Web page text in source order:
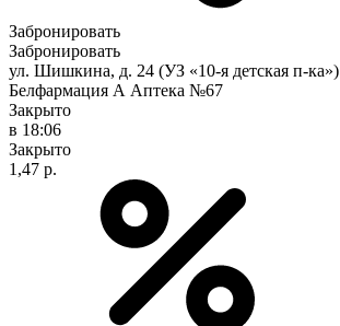
Забронировать
Забронировать
ул. Шишкина, д. 24 (УЗ «10-я детская п-ка»)
Белфармация А Аптека №67
Закрыто
в 18:06
Закрыто
1,47 р.